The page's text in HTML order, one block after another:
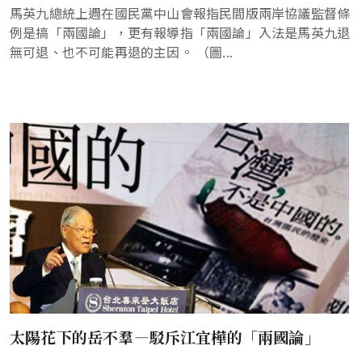
馬英九總統上週在國民黨中山會報指民間版兩岸協議監督條
例是搞「兩國論」，更有報導指「兩國論」入法是馬英九退
無可退、也不可能再退的主因。 （圖...
太陽花下的岳不羣—駁斥江宜樺的「兩國論」